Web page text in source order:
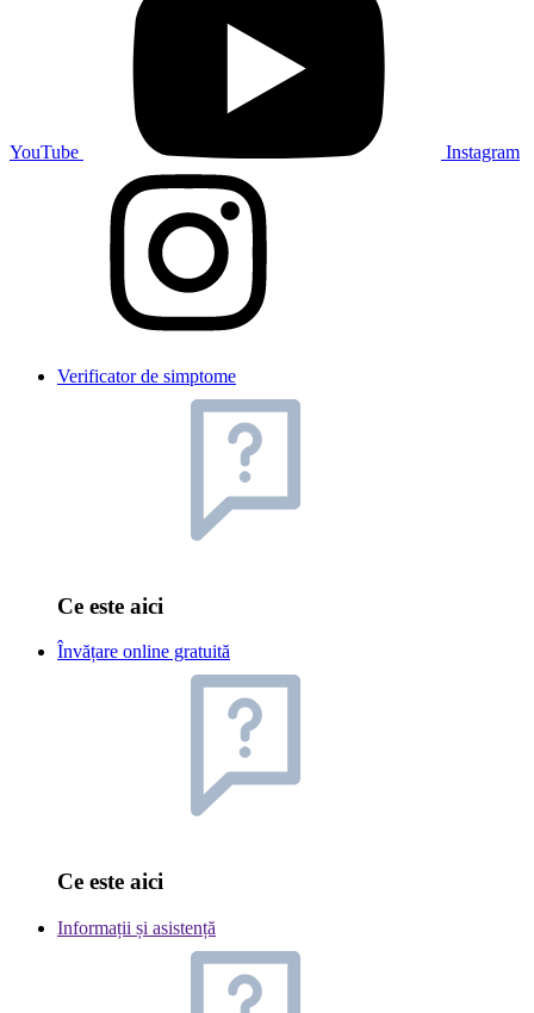
YouTube Instagram
Verificator de simptome
Ce este aici
Învățare online gratuită
Ce este aici
Informații și asistență